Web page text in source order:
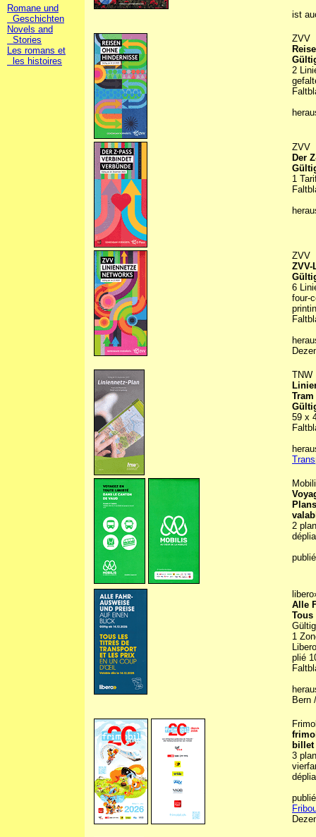
Romane und
Geschichten
Novels and
Stories
Les romans et
les histoires
ist
ZVV
2
ZVV
Der
1
ZVV
6
four-
TNW
59 x
2
Alle
1
plié
Bern
3